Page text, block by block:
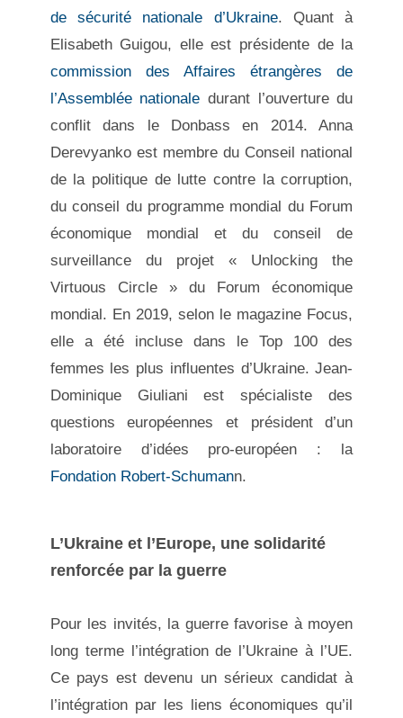
de sécurité nationale d’Ukraine. Quant à
Elisabeth Guigou, elle est présidente de la
commission des Affaires étrangères de
l’Assemblée nationale durant l’ouverture du
conflit dans le Donbass en 2014. Anna
Derevyanko est membre du Conseil national
de la politique de lutte contre la corruption,
du conseil du programme mondial du Forum
économique mondial et du conseil de
surveillance du projet « Unlocking the
Virtuous Circle » du Forum économique
mondial. En 2019, selon le magazine Focus,
elle a été incluse dans le Top 100 des
femmes les plus influentes d’Ukraine. Jean-
Dominique Giuliani est spécialiste des
questions européennes et président d’un
laboratoire d’idées pro-européen : la
Fondation Robert-Schumann.
L’Ukraine et l’Europe, une solidarité
renforcée par la guerre
Pour les invités, la guerre favorise à moyen
long terme l’intégration de l’Ukraine à l’UE.
Ce pays est devenu un sérieux candidat à
l’intégration par les liens économiques qu’il